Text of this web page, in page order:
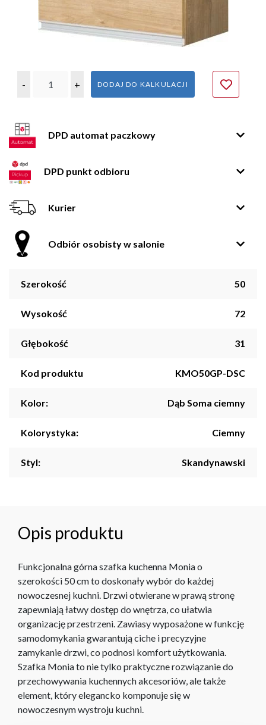
- + DODAJ DO KALKULACJI
DPD automat paczkowy
DPD punkt odbioru
Kurier
Odbiór osobisty w salonie
Szerokość 50
Wysokość 72
Głębokość 31
Kod produktu KMO50GP-DSC
Kolor: Dąb Soma ciemny
Kolorystyka: Ciemny
Styl: Skandynawski
Opis produktu
Funkcjonalna górna szafka kuchenna Monia o
szerokości 50 cm to doskonały wybór do każdej
nowoczesnej kuchni. Drzwi otwierane w prawą stronę
zapewniają łatwy dostęp do wnętrza, co ułatwia
organizację przestrzeni. Zawiasy wyposażone w funkcję
samodomykania gwarantują ciche i precyzyjne
zamykanie drzwi, co podnosi komfort użytkowania.
Szafka Monia to nie tylko praktyczne rozwiązanie do
przechowywania kuchennych akcesoriów, ale także
element, który elegancko komponuje się w
nowoczesnym wystroju kuchni.